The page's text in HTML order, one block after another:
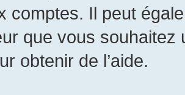
comptes. Il peut
que vous
obtenir de l’aide.